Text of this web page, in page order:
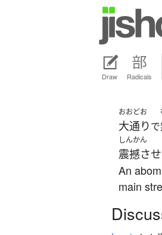
Draw Radicals
おおどお
大通りで
しんかん
震撼さ
An
main